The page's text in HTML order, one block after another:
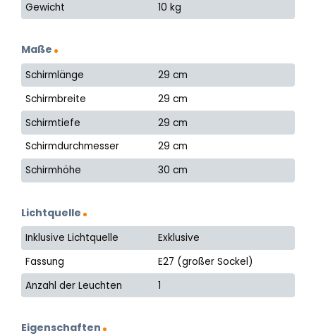
Gewicht
10 kg
Maße
Schirmlänge
29 cm
Schirmbreite
29 cm
Schirmtiefe
29 cm
Schirmdurchmesser
29 cm
Schirmhöhe
30 cm
Lichtquelle
Inklusive Lichtquelle
Exklusive
Fassung
E27 (großer Sockel)
Anzahl der Leuchten
1
Eigenschaften